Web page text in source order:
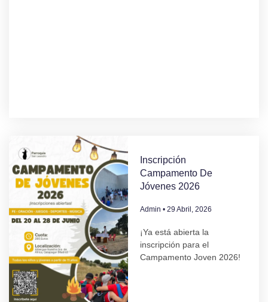
Inscripción
Campamento De
Jóvenes 2026
Admin 29 Abril, 2026
¡Ya está abierta la
inscripción para el
Campamento Joven 2026!